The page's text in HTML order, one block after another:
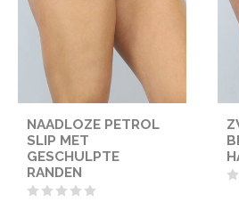
NAADLOZE PETROL
SLIP MET
GESCHULPTE
RANDEN